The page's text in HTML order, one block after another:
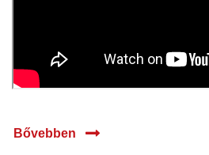
Bővebben